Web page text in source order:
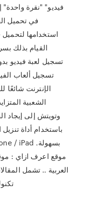
في تحميل
استخدامها
القيام بذلك
تسجيل لعبة فيديو
تسجيل ألعاب
الإنترنت شائعًا
الشعبية
موقع اعرف ازاي :
العربية .. تشمل